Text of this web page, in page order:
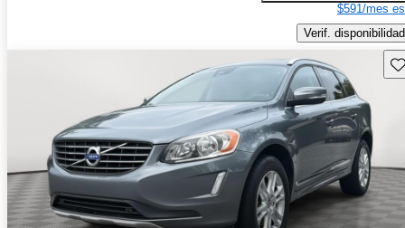
$591/mes
Verif. disponibilidad